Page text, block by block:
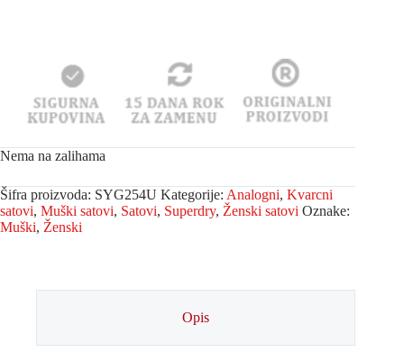
Nema na zalihama
Šifra proizvoda: SYG254U Kategorije: Analogni, Kvarcni
satovi, Muški satovi, Satovi, Superdry, Ženski satovi Oznake:
Muški, Ženski
Opis